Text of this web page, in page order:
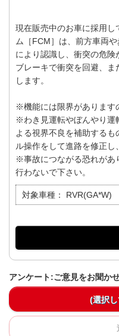
現在販売中のお車に採用し
ム［FCM］は、前方車両
により認識し、衝突の危
ブレーキで衝突を回避、ま
します。
※機能には限界があります
※わき見運転やぼんやり運
よる視界不良を補助する
ル操作をして進路を修正し
※事故につながる恐れがあ
行わないで下さい。
対象車種： RVR(GA*W)
アンケート:ご意見をお聞か
(選択